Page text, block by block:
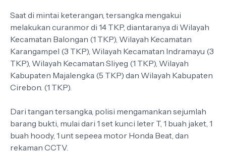
Saat di mintai keterangan, tersangka mengakui
melakukan curanmor di 14 TKP, diantaranya di Wilayah
Kecamatan Balongan (1 TKP), Wilayah Kecamatan
Karangampel (3 TKP), Wilayah Kecamatan Indramayu (3
TKP), Wilayah Kecamatan Sliyeg (1 TKP), Wilayah
Kabupaten Majalengka (5 TKP) dan Wilayah Kabupaten
Cirebon. (1 TKP).
Dari tangan tersangka, polisi mengamankan sejumlah
barang bukti, mulai dari 1 set kunci leter T, 1 buah jaket, 1
buah hoody, 1 unt sepeea motor Honda Beat, dan
rekaman CCTV.